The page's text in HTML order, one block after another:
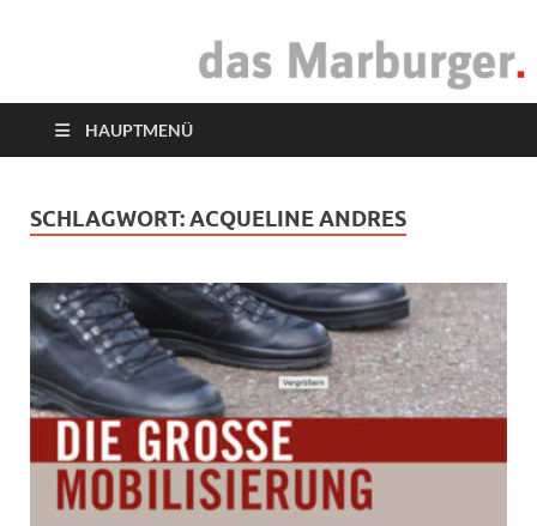
das Marburger.
HAUPTMENÜ
SCHLAGWORT:ACQUELINE ANDRES